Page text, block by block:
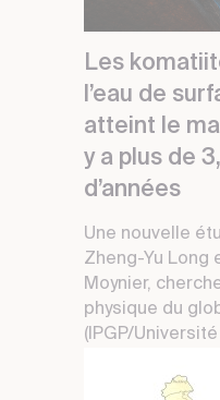
Les
l’eau de
atteint le
y a plus de
d’années
Une nouvelle
Zheng-Yu Long
Moynier,
physique du
(IPGP/Université